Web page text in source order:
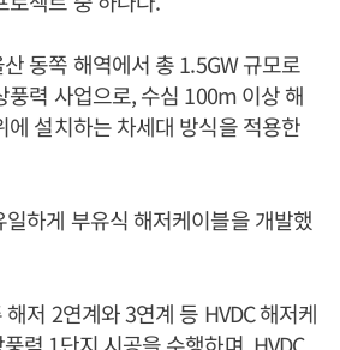
동쪽 해역에서 총 1.5GW 규모로
풍력 사업으로, 수심 100m 이상 해
에 설치하는 차세대 방식을 적용한
하게 부유식 해저케이블을 개발했
저 2연계와 3연계 등 HVDC 해저케